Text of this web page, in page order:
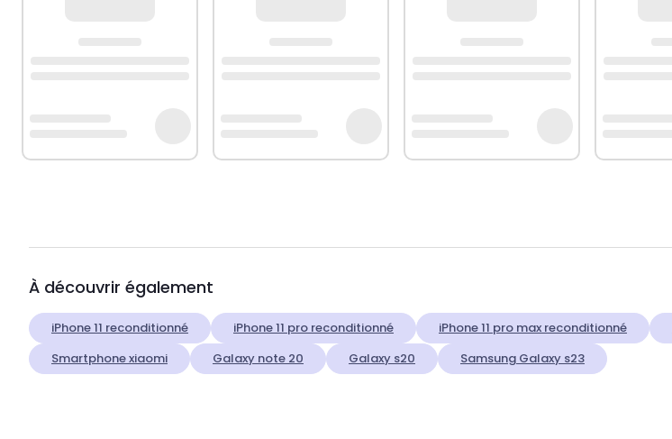
À découvrir également
iPhone 11 reconditionné iPhone 11 pro reconditionné iPhone 11 pro max reconditionné
Smartphone xiaomi
Galaxy note 20 Galaxy s20 Samsung Galaxy s23